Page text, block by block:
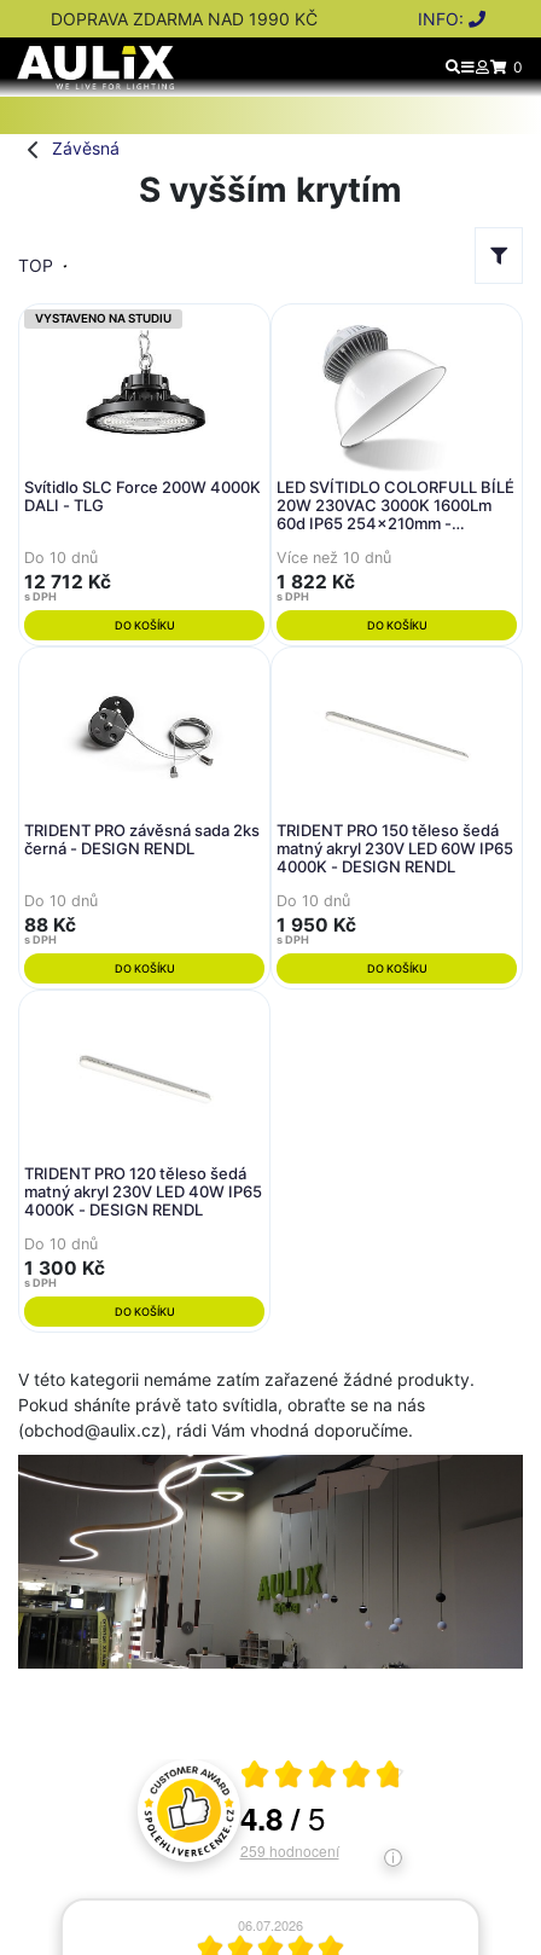
DOPRAVA ZDARMA NAD 1990 KČ INFO:
0
Závěsná
S vyšším krytím
TOP
VYSTAVENO NA STUDIU
Svítidlo SLC Force 200W 4000K
DALI - TLG
Do 10 dnů
12 712 Kč
s DPH
DO KOŠÍKU
LED SVÍTIDLO COLORFULL BÍLÉ
20W 230VAC 3000K 1600Lm
60d IP65 254x210mm -
Více než 10 dnů
1 822 Kč
s DPH
DO KOŠÍKU
TRIDENT PRO závěsná sada 2ks
černá - DESIGN RENDL
Do 10 dnů
88 Kč
s DPH
DO KOŠÍKU
TRIDENT PRO 150 těleso šedá
matný akryl 230V LED 60W IP65
4000K - DESIGN RENDL
Do 10 dnů
1 950 Kč
s DPH
DO KOŠÍKU
TRIDENT PRO 120 těleso šedá
matný akryl 230V LED 40W IP65
4000K - DESIGN RENDL
Do 10 dnů
1 300 Kč
s DPH
DO KOŠÍKU
V této kategorii nemáme zatím zařazené žádné produkty.
Pokud sháníte právě tato svítidla, obraťte se na nás
(obchod@aulix.cz), rádi Vám vhodná doporučíme.
Hodnocení a recenze zákazníků
Průměrné hodnocení 4.8 z 5
4.8/5
259 hodnocení
06.07.2026